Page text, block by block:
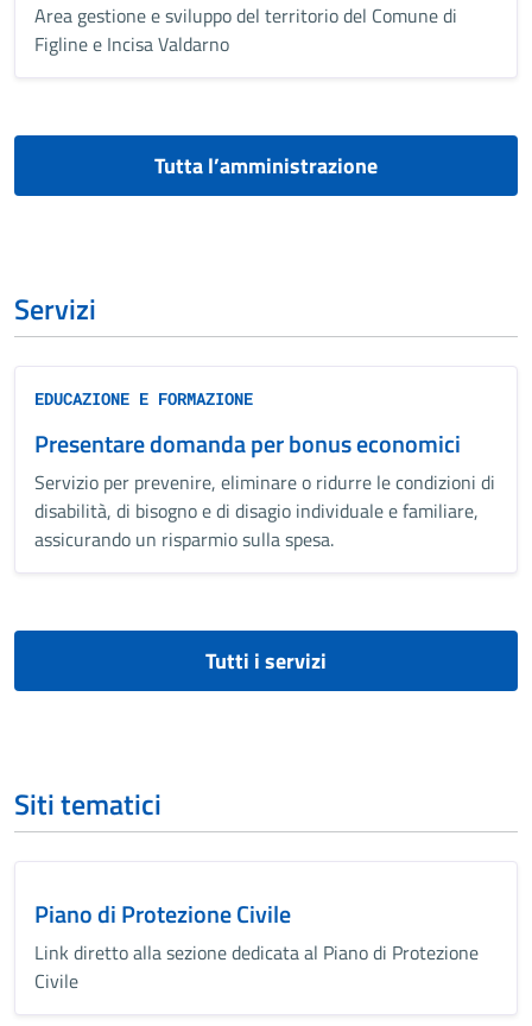
Area gestione e sviluppo del territorio del Comune di
Figline e Incisa Valdarno
Tutta l’amministrazione
Servizi
EDUCAZIONE E FORMAZIONE
Presentare domanda per bonus economici
Servizio per prevenire, eliminare o ridurre le condizioni di
disabilità, di bisogno e di disagio individuale e familiare,
assicurando un risparmio sulla spesa.
Tutti i servizi
Siti tematici
Piano di Protezione Civile
Link diretto alla sezione dedicata al Piano di Protezione
Civile